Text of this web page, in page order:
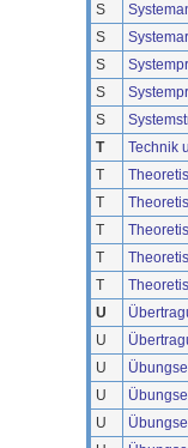
S
S
S
S
S
T
Technik
T
T
T
T
T
U
U
U
U
U